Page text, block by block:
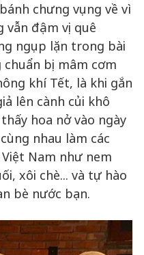
chưng vụng về vì
vẫn đậm vị quê
ngụp lặn trong bài
bị mâm cơm
khí Tết, là khi gắn
lên cành củi khô
hoa nở vào ngày
nhau làm các
Nam như nem
xôi chè... và tự hào
bè nước bạn.